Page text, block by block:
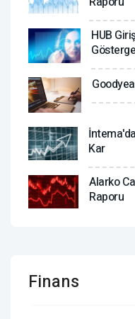
HUB
Kar
Alarko
Raporu
Finans